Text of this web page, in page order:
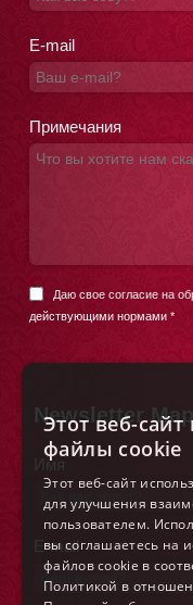
E-mail
Примечания
Даю свое согласие на
действующими нормами*
Newsletter
Имя
E-mail
Этот веб-сайт
файлы cookie
Этот веб-сайт
для улучшения
пользователем.
вы соглашаетесь на
файлов cookie в
Политикой в